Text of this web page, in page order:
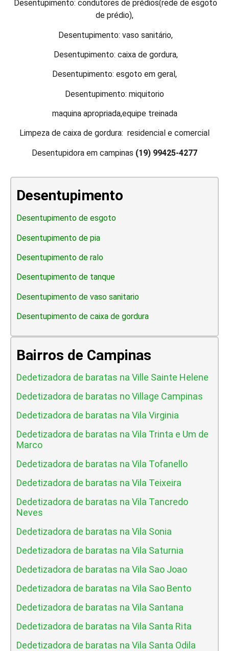
Desentupimento: condutores de prédios(rede de esgoto
de prédio),
Desentupimento: vaso sanitário,
Desentupimento: caixa de gordura,
Desentupimento: esgoto em geral,
Desentupimento: miquitorio
maquina apropriada,equipe treinada
Limpeza de caixa de gordura: residencial e comercial
Desentupidora em campinas (19) 99425-4277
Desentupimento
Desentupimento de esgoto
Desentupimento de pia
Desentupimento de ralo
Desentupimento de tanque
Desentupimento de vaso sanitario
Desentupimento de caixa de gordura
Bairros de Campinas
Dedetizadora de baratas na Ville Sainte Helene
Dedetizadora de baratas no Village Campinas
Dedetizadora de baratas na Vila Virginia
Dedetizadora de baratas na Vila Trinta e Um de
Marco
Dedetizadora de baratas na Vila Tofanello
Dedetizadora de baratas na Vila Teixeira
Dedetizadora de baratas na Vila Tancredo
Neves
Dedetizadora de baratas na Vila Sonia
Dedetizadora de baratas na Vila Saturnia
Dedetizadora de baratas na Vila Sao Joao
Dedetizadora de baratas na Vila Sao Bento
Dedetizadora de baratas na Vila Santana
Dedetizadora de baratas na Vila Santa Rita
Dedetizadora de baratas na Vila Santa Odila